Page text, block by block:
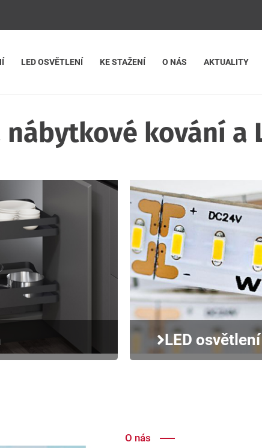
LED OSVĚTLENÍ KE STAŽENÍ O NÁS AKTUALITY
kování a
LED osvětlení
O nás